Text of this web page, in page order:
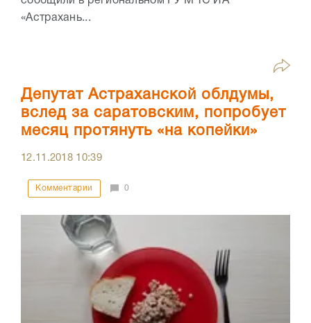
«Астрахань...
Депутат Астраханской облдумы,
вслед за саратовским, попробует
месяц протянуть «на копейки»
12.11.2018 10:39
Комментарии 0